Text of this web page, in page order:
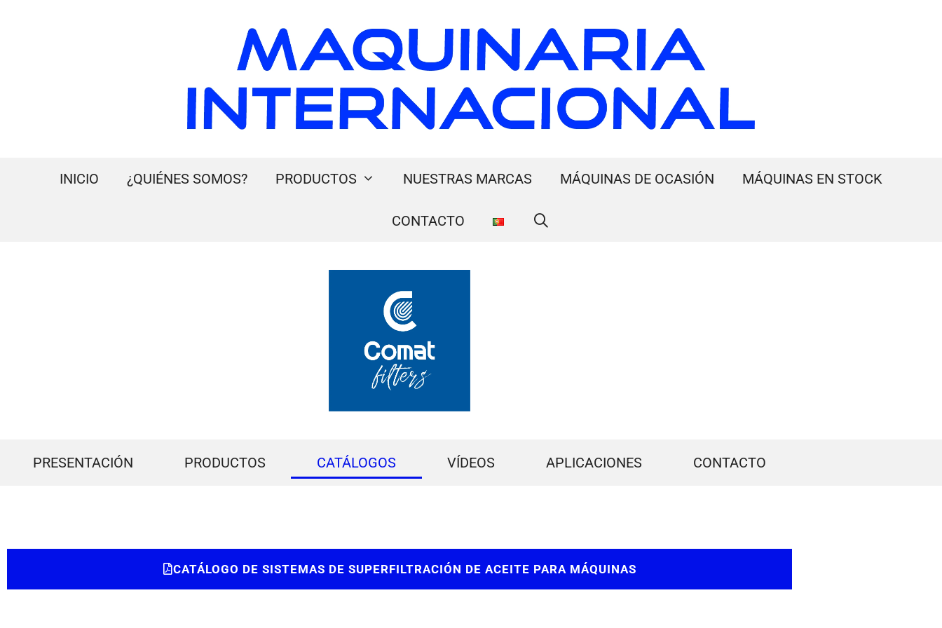
INICIO ¿QUIÉNES SOMOS? PRODUCTOS NUESTRAS MARCAS MÁQUINAS DE OCASIÓN MÁQUINAS EN STOCK
CONTACTO
PRESENTACIÓN PRODUCTOS CATÁLOGOS VÍDEOS APLICACIONES CONTACTO
CATÁLOGO DE SISTEMAS DE SUPERFILTRACIÓN DE ACEITE PARA MÁQUINAS